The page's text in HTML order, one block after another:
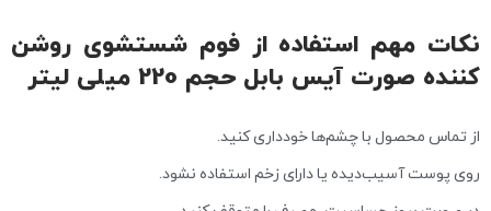
نکات مهم استفاده از فوم شستشوی روشن
کننده صورت آیس بابل حجم 220 میلی لیتر
از تماس محصول با چشم‌ها خودداری کنید.
روی پوست آسیب‌دیده یا دارای زخم استفاده نشود.